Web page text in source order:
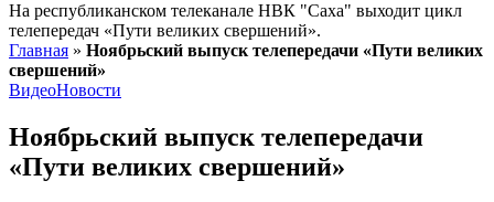
На республиканском телеканале НВК "Саха" выходит цикл
телепередач «Пути великих свершений».
Главная » Ноябрьский выпуск телепередачи «Пути великих
свершений»
ВидеоНовости
Ноябрьский выпуск телепередачи
«Пути великих свершений»